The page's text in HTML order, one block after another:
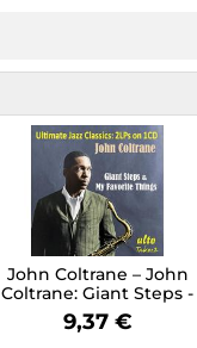
John Coltrane – John
Coltrane: Giant Steps -
My Favourite Things –
Alto
9,37 €